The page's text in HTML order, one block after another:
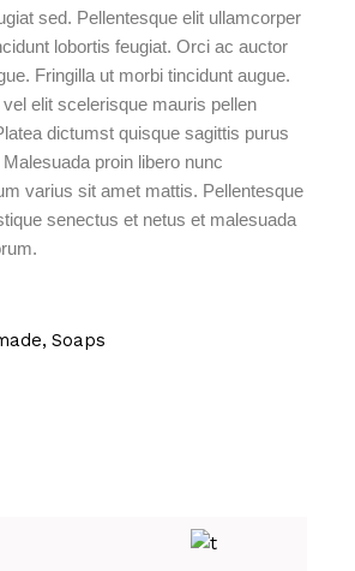
sed. Pellentesque elit ullamcorper
lobortis feugiat. Orci ac auctor
Fringilla ut morbi tincidunt augue.
elit scelerisque mauris pellen
dictumst quisque sagittis purus
proin libero nunc
varius sit amet mattis. Pellentesque
senectus et netus et malesuada
Soaps